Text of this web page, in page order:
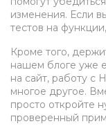
изменения. Если
тестов на
Кроме того,
нашем блоге уже
на сайт, работу с
многое другое.
просто откройте
проверенный